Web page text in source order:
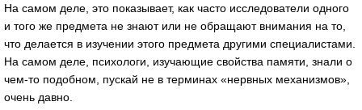
На самом деле, это показывает, как часто исследователи одного
и того же предмета не знают или не обращают внимания на то,
что делается в изучении этого предмета другими специалистами.
На самом деле, психологи, изучающие свойства памяти, знали о
чем-то подобном, пускай не в терминах «нервных механизмов»,
очень давно.